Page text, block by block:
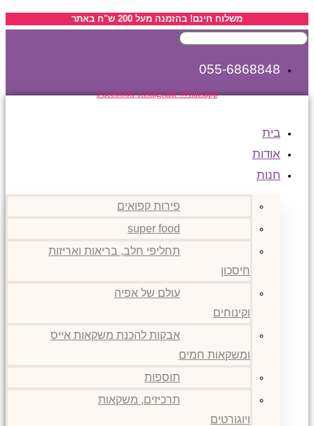
לתוכן
Skip
to
content
משלוח חינם! בהזמנה מעל 200 ש"ח באתר
חיפוש
055-6868848
Facebook Instagram Whatsapp
בית
אודות
חנות
פירות קפואים
super food
תחליפי חלב, בריאות ואריזות
חיסכון
עולם של אפיה
וקינוחים
אבקות להכנת משקאות אייס
ומשקאות חמים
תוספות
תרכיזים, משקאות
ויוגורטים